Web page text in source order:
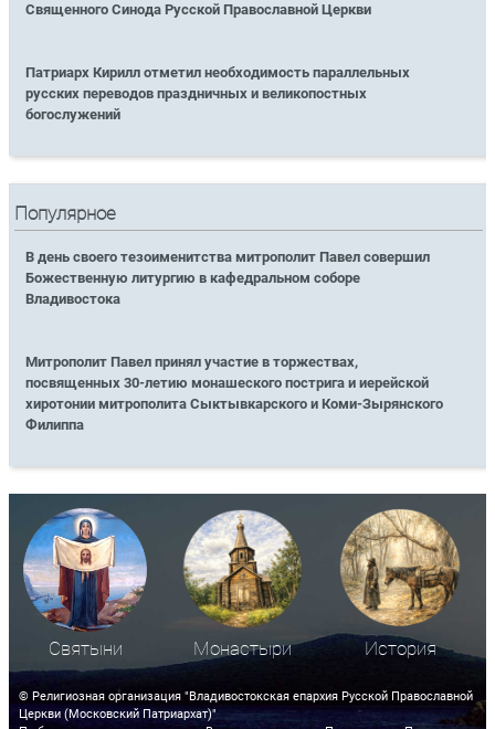
Священного Синода Русской Православной Церкви
Патриарх Кирилл отметил необходимость параллельных
русских переводов праздничных и великопостных
богослужений
Популярное
В день своего тезоименитства митрополит Павел совершил
Божественную литургию в кафедральном соборе
Владивостока
Митрополит Павел принял участие в торжествах,
посвященных 30-летию монашеского пострига и иерейской
хиротонии митрополита Сыктывкарского и Коми-Зырянского
Филиппа
Святыни Монастыри История
© Религиозная организация "Владивостокская епархия Русской Православной
Церкви (Московский Патриархат)"